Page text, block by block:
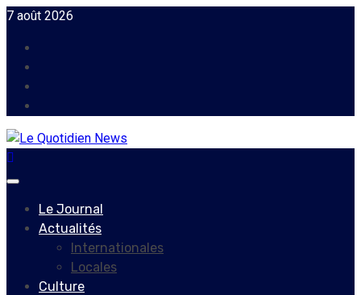
Skip
content
7 août 2026
Primary
Le Journal
Actualités
Internationales
Locales
Culture